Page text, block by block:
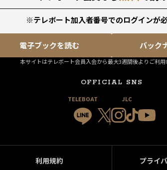
※テレボート加入者番号でのログインが必
電子ブックを読む バック
本サイトはテレボート会員入会から最大3週間後よりご利用
OFFICIAL SNS
TELEBOAT JLC
利用規約 プライ